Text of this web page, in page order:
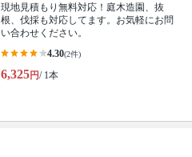
現地見積もり無料対応！庭木造園、抜
根、伐採も対応してます。お気軽にお問
い合わせください。
4.30(2件)
6,325円/ 1本